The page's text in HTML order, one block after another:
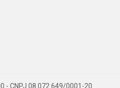
- CNPJ 08.072.649/0001-20